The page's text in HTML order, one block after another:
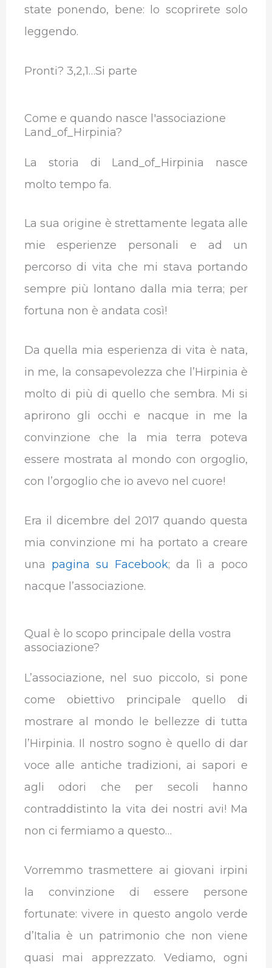
state ponendo, bene: lo scoprirete solo
leggendo.
Pronti? 3,2,1…Si parte
Come e quando nasce l'associazione
Land_of_Hirpinia?
La storia di Land_of_Hirpinia nasce
molto tempo fa.
La sua origine è strettamente legata alle
mie esperienze personali e ad un
percorso di vita che mi stava portando
sempre più lontano dalla mia terra; per
fortuna non è andata così!
Da quella mia esperienza di vita è nata,
in me, la consapevolezza che l’Hirpinia è
molto di più di quello che sembra. Mi si
aprirono gli occhi e nacque in me la
convinzione che la mia terra poteva
essere mostrata al mondo con orgoglio,
con l’orgoglio che io avevo nel cuore!
Era il dicembre del 2017 quando questa
mia convinzione mi ha portato a creare
una pagina su Facebook; da lì a poco
nacque l’associazione.
Qual è lo scopo principale della vostra
associazione?
L’associazione, nel suo piccolo, si pone
come obiettivo principale quello di
mostrare al mondo le bellezze di tutta
l’Hirpinia. Il nostro sogno è quello di dar
voce alle antiche tradizioni, ai sapori e
agli odori che per secoli hanno
contraddistinto la vita dei nostri avi! Ma
non ci fermiamo a questo…
Vorremmo trasmettere ai giovani irpini
la convinzione di essere persone
fortunate: vivere in questo angolo verde
d’Italia è un patrimonio che non viene
quasi mai apprezzato. Vediamo, ogni